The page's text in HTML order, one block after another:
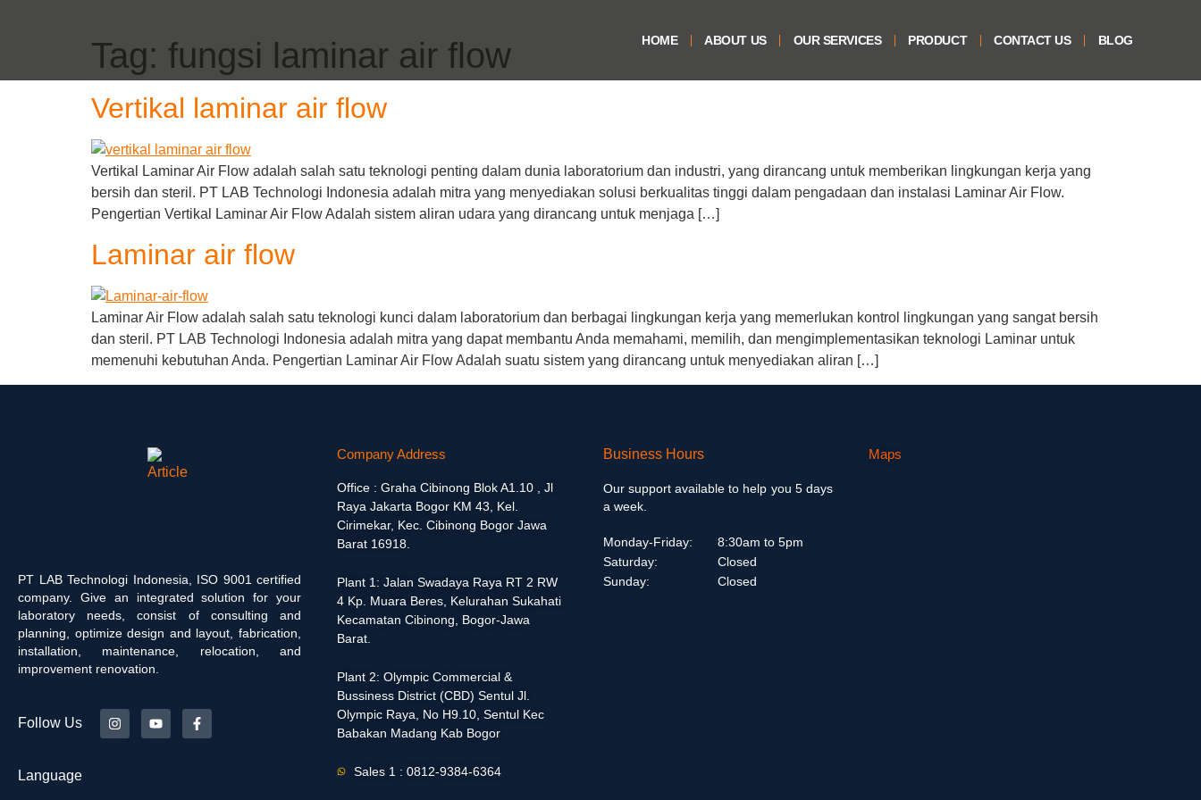
HOME ABOUT US OUR SERVICES PRODUCT CONTACT US BLOG
Tag: fungsi laminar air flow
Vertikal laminar air flow
Vertikal Laminar Air Flow adalah salah satu teknologi penting dalam dunia laboratorium dan industri, yang dirancang untuk memberikan lingkungan kerja yang
bersih dan steril. PT LAB Technologi Indonesia adalah mitra yang menyediakan solusi berkualitas tinggi dalam pengadaan dan instalasi Laminar Air Flow.
Pengertian Vertikal Laminar Air Flow Adalah sistem aliran udara yang dirancang untuk menjaga […]
Laminar air flow
Laminar Air Flow adalah salah satu teknologi kunci dalam laboratorium dan berbagai lingkungan kerja yang memerlukan kontrol lingkungan yang sangat bersih
dan steril. PT LAB Technologi Indonesia adalah mitra yang dapat membantu Anda memahami, memilih, dan mengimplementasikan teknologi Laminar untuk
memenuhi kebutuhan Anda. Pengertian Laminar Air Flow Adalah suatu sistem yang dirancang untuk menyediakan aliran […]
PT LAB Technologi Indonesia, ISO 9001 certified
company. Give an integrated solution for your
laboratory needs, consist of consulting and
planning, optimize design and layout, fabrication,
installation, maintenance, relocation, and
improvement renovation.
Follow Us
Language
Company Address
Office : Graha Cibinong Blok A1.10 , Jl
Raya Jakarta Bogor KM 43, Kel.
Cirimekar, Kec. Cibinong Bogor Jawa
Barat 16918.
Plant 1: Jalan Swadaya Raya RT 2 RW
4 Kp. Muara Beres, Kelurahan Sukahati
Kecamatan Cibinong, Bogor-Jawa
Barat.
Plant 2: Olympic Commercial &
Bussiness District (CBD) Sentul Jl.
Olympic Raya, No H9.10, Sentul Kec
Babakan Madang Kab Bogor
Sales 1 : 0812-9384-6364
Business Hours
Our support available to help you 5 days
a week.
Monday-Friday:
Saturday:
Sunday:
8:30am to 5pm
Closed
Closed
Maps